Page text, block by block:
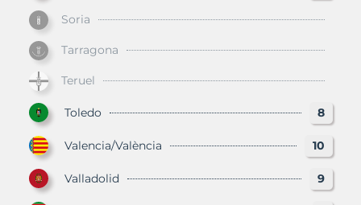
Soria
Tarragona
Teruel
Toledo 8
Valencia/València 10
Valladolid 9